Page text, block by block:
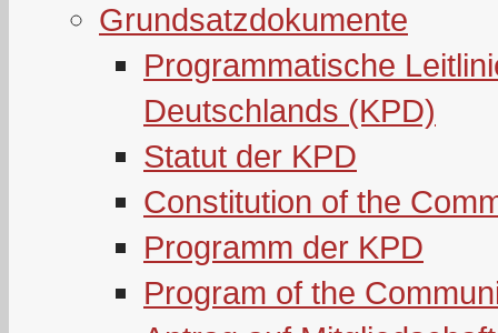
Grundsatzdokumente
Programmatische
Deutschlands (KPD)
Statut der KPD
Constitution of the
Programm der KPD
Program of the